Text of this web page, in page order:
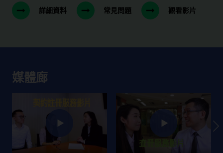
詳細資料 常見問題 觀看影片
媒體廊